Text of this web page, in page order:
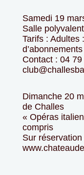
Samedi 19
Salle
Tarifs : Adultes
d’abonnements
Contact : 04
Dimanche 20
de Challes
« Opéras
compris
Sur